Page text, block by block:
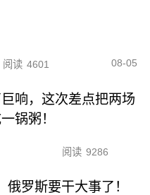
阅读 4601 08-05
响，这次差点把两场
锅粥！
阅读 9286
罗斯要干大事了！